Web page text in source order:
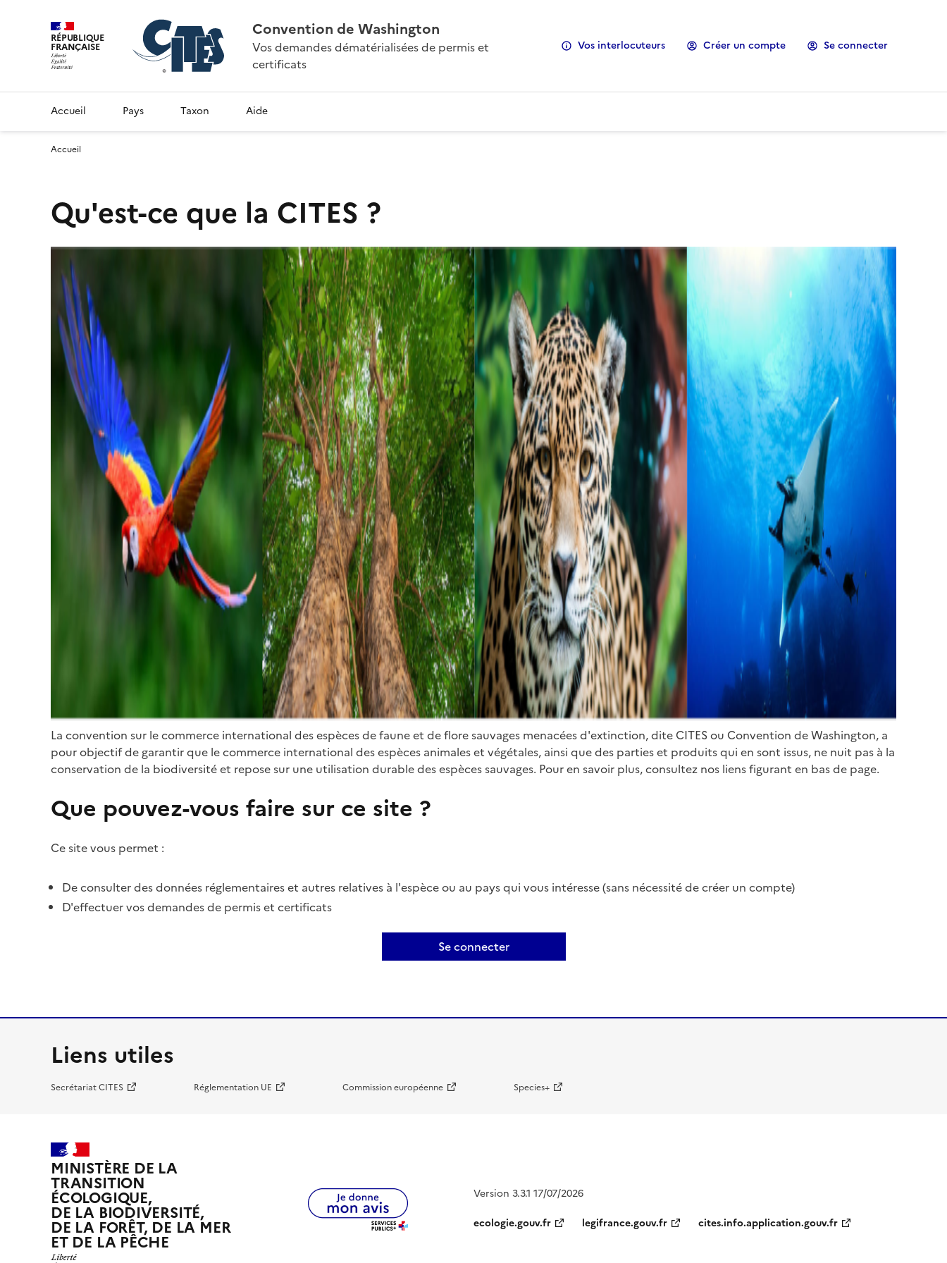
RÉPUBLIQUE
FRANÇAISE
Convention de Washington
Vos demandes dématérialisées de permis et
certificats
Vos interlocuteurs Créer un compte Se connecter
Accueil Pays Taxon Aide
Accueil
Qu'est-ce que la CITES ?
La convention sur le commerce international des espèces de faune et de flore sauvages menacées d'extinction, dite CITES ou Convention de Washington, a
pour objectif de garantir que le commerce international des espèces animales et végétales, ainsi que des parties et produits qui en sont issus, ne nuit pas à la
conservation de la biodiversité et repose sur une utilisation durable des espèces sauvages. Pour en savoir plus, consultez nos liens figurant en bas de page.
Que pouvez-vous faire sur ce site ?
Ce site vous permet :
De consulter des données réglementaires et autres relatives à l'espèce ou au pays qui vous intéresse (sans nécessité de créer un compte)
D'effectuer vos demandes de permis et certificats
Se connecter
Liens utiles
Secrétariat CITES Réglementation UE Commission européenne Species+
MINISTÈRE DE LA
TRANSITION
ÉCOLOGIQUE,
DE LA BIODIVERSITÉ,
DE LA FORÊT, DE LA MER
ET DE LA PÊCHE
Version 3.3.1 17/07/2026
ecologie.gouv.fr
legifrance.gouv.fr cites.info.application.gouv.fr